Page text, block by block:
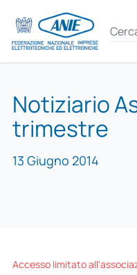
Notiziario
trimestre
13 Giugno 2014
Accesso limitato